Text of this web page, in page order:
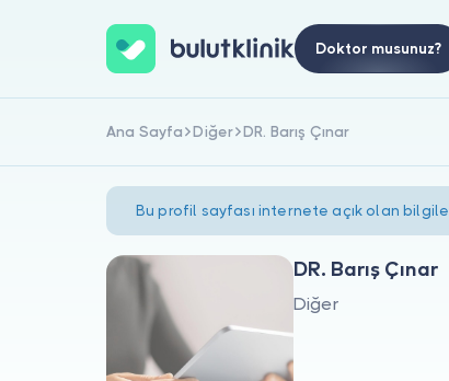
Doktor musunuz?
Ana Sayfa Diğer DR. Barış Çınar
Bu profil sayfası internete açık olan
DR. Barış Çınar
Diğer